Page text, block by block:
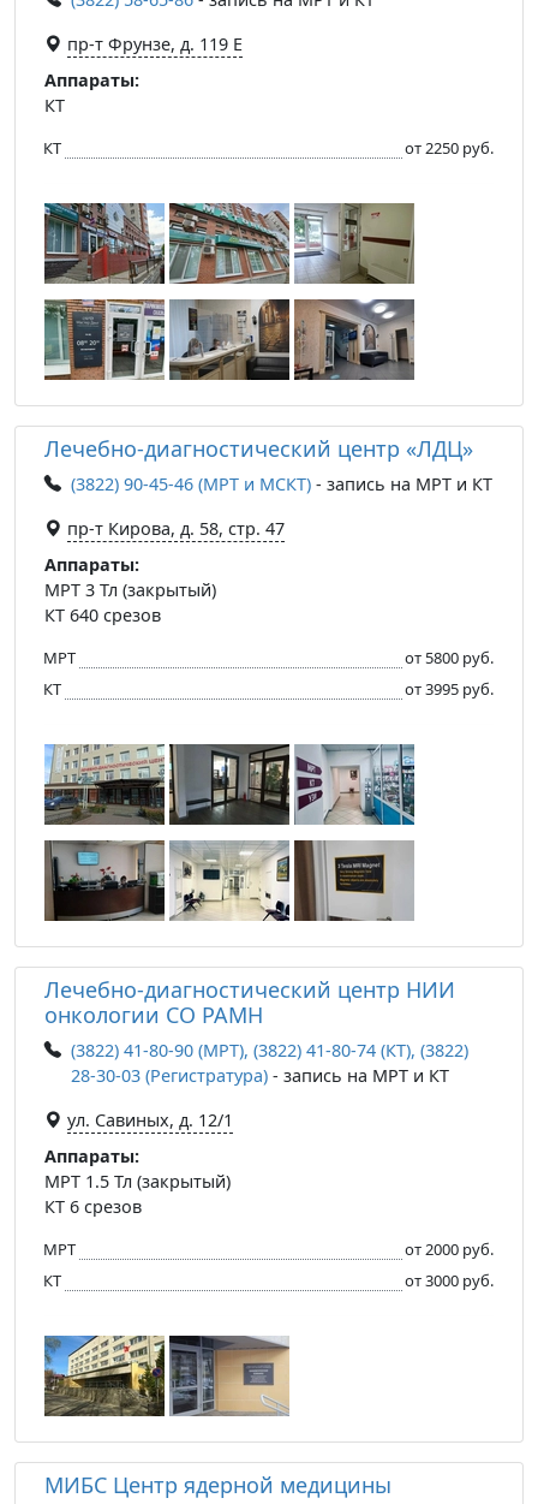
пр-т Фрунзе, д. 119 Е
Аппараты:
КТ
КТ от 2250 руб.
Лечебно-диагностический центр «ЛДЦ»
(3822) 90-45-46 (МРТ и МСКТ) - запись на МРТ и КТ
пр-т Кирова, д. 58, стр. 47
Аппараты:
МРТ 3 Тл (закрытый)
КТ 640 срезов
МРТ
от 5800 руб.
КТ
от 3995 руб.
Лечебно-диагностический центр НИИ
онкологии СО РАМН
(3822) 41-80-90 (МРТ), (3822) 41-80-74 (КТ), (3822)
28-30-03 (Регистратура) - запись на МРТ и КТ
ул. Савиных, д. 12/1
Аппараты:
МРТ 1.5 Тл (закрытый)
КТ 6 срезов
МРТ
от 2000 руб.
КТ
от 3000 руб.
МИБС Центр ядерной медицины